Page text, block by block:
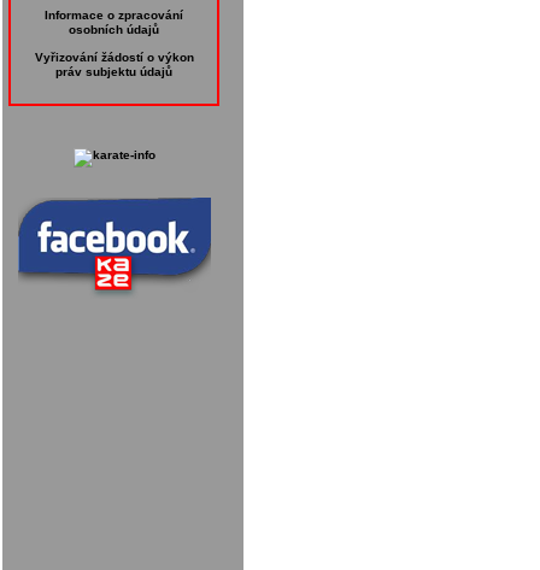
Informace o zpracování
osobních údajů
Vyřizování žádostí o výkon
práv subjektu údajů